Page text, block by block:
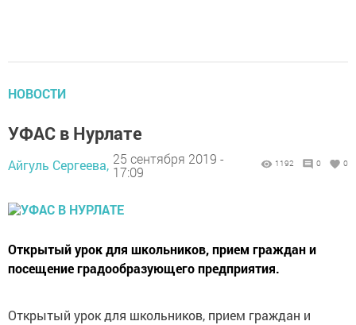
НОВОСТИ
УФАС в Нурлате
Айгуль Сергеева, 25 сентября 2019 -
17:09
1192 0 0
Открытый урок для школьников, прием граждан и
посещение градообразующего предприятия.
Открытый урок для школьников, прием граждан и